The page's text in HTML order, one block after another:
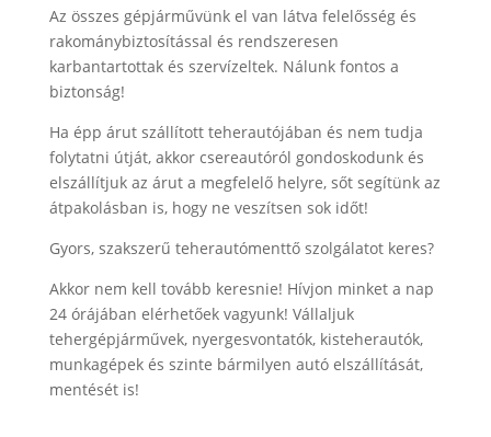
Az összes gépjárművünk el van látva felelősség és
rakománybiztosítással és rendszeresen
karbantartottak és szervízeltek. Nálunk fontos a
biztonság!
Ha épp árut szállított teherautójában és nem tudja
folytatni útját, akkor csereautóról gondoskodunk és
elszállítjuk az árut a megfelelő helyre, sőt segítünk az
átpakolásban is, hogy ne veszítsen sok időt!
Gyors, szakszerű teherautómenttő szolgálatot keres?
Akkor nem kell tovább keresnie! Hívjon minket a nap
24 órájában elérhetőek vagyunk! Vállaljuk
tehergépjárművek, nyergesvontatók, kisteherautók,
munkagépek és szinte bármilyen autó elszállítását,
mentését is!